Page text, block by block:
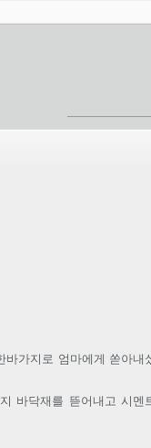
가지로 엄마에게 쏟아내
바닥재를 뜯어내고 시멘